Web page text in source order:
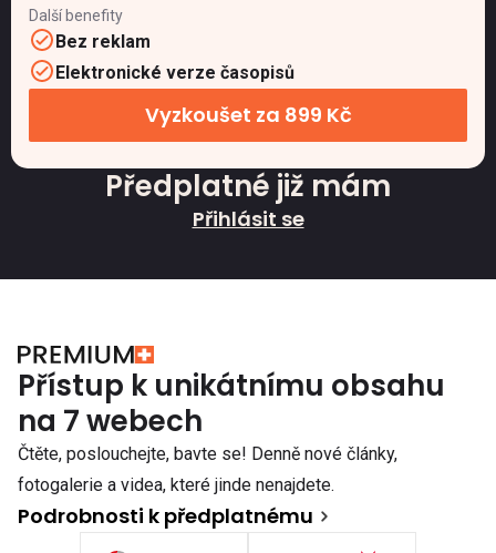
Další benefity
Bez reklam
Elektronické verze časopisů
Vyzkoušet za 899 Kč
Předplatné již mám
Přihlásit se
Přístup k unikátnímu obsahu
na 7 webech
Čtěte, poslouchejte, bavte se! Denně nové články,
fotogalerie a videa, které jinde nenajdete.
Podrobnosti k předplatnému